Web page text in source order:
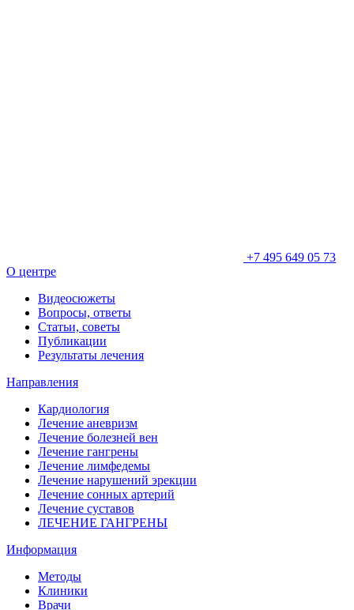
+7 495 649 05 73
О центре
Видеосюжеты
Вопросы, ответы
Статьи, советы
Публикации
Результаты лечения
Направления
Кардиология
Лечение аневризм
Лечение болезней вен
Лечение гангрены
Лечение лимфедемы
Лечение нарушений эрекции
Лечение сонных артерий
Лечение суставов
ЛЕЧЕНИЕ ГАНГРЕНЫ
Информация
Методы
Клиники
Врачи